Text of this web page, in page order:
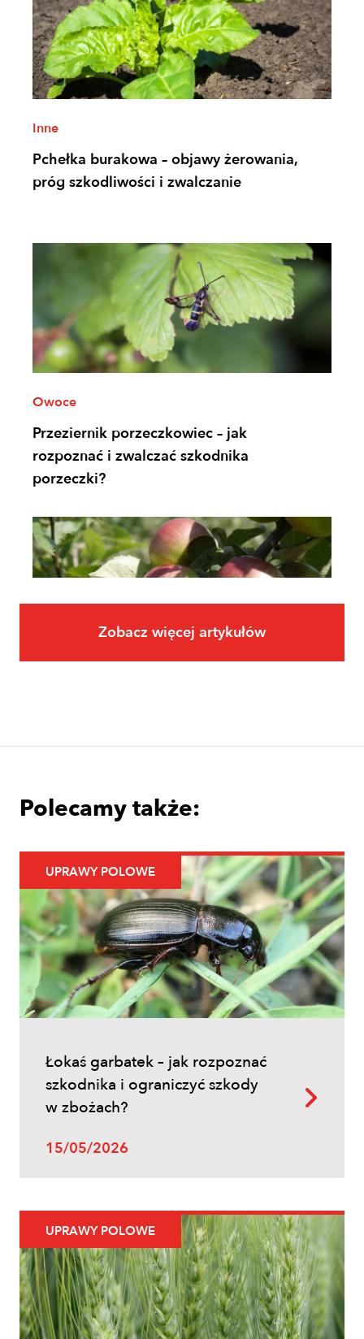
Inne
Pchełka burakowa – objawy żerowania,
próg szkodliwości i zwalczanie
Owoce
Przeziernik porzeczkowiec – jak
rozpoznać i zwalczać szkodnika
porzeczki?
Uprawy polowe
Łokaś garbatek – jak rozpoznać
szkodnika i ograniczyć szkody w
Uprawy polowe
Ochrona fungicydowa zbóż – program
zabiegów, terminy i skuteczna strategia
ochrony
Zobacz więcej artykułów
Polecamy także:
UPRAWY POLOWE
Łokaś garbatek – jak rozpoznać
szkodnika i ograniczyć szkody
w zbożach?
15/05/2026
UPRAWY POLOWE